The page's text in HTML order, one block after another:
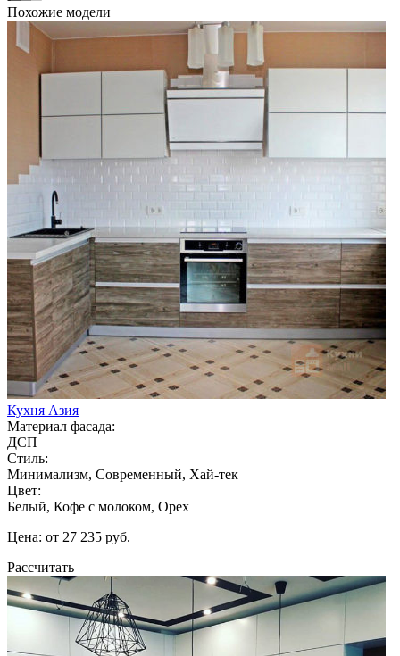
Похожие модели
Кухня Азия
Материал фасада:
ДСП
Стиль:
Минимализм, Современный, Хай-тек
Цвет:
Белый, Кофе с молоком, Орех
Цена: от 27 235 руб.
Рассчитать